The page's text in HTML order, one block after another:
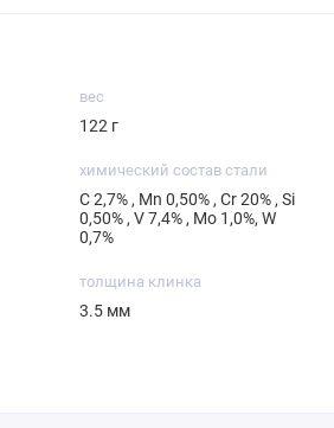
вес
122 г
химический состав стали
С 2,7% , Mn 0,50% , Cr 20% , Si
0,50% , V 7,4% , Mo 1,0%, W
0,7%
толщина клинка
3.5 мм